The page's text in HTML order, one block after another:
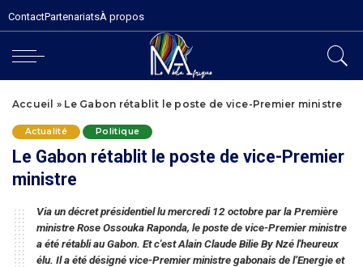
ContactPartenariatsÀ propos
Accueil » Le Gabon rétablit le poste de vice-Premier ministre
Actualité Politique
Le Gabon rétablit le poste de vice-Premier
ministre
Via un décret présidentiel lu mercredi 12 octobre par la Première
ministre Rose Ossouka Raponda, le poste de vice-Premier ministre
a été rétabli au Gabon. Et c'est Alain Claude Bilie By Nzé l'heureux
élu. Il a été désigné vice-Premier ministre gabonais de l’Energie et